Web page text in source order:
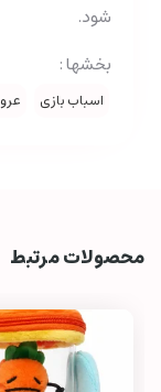
شود.
بخشها :
اسباب بازی
محصولات مرتبط